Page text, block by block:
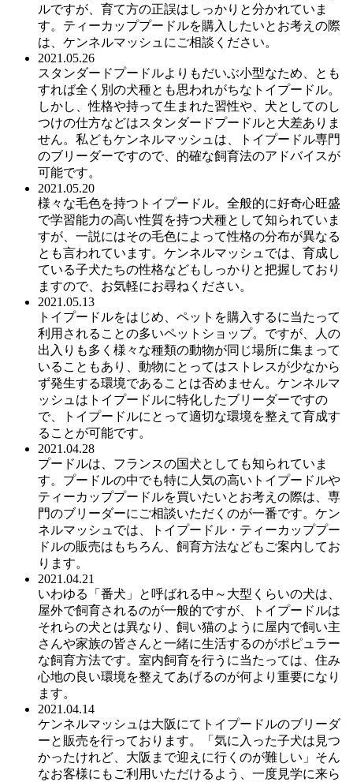
ルですが、育て方の正誤はしっかりと分かれていま
す。ティーカッププードルを購入したいとお考えの際
は、ケンネルマッシュにご相談ください。
2021.05.26
スタンダードプードルよりもだいぶ小型なため、とも
すれば全く別の犬種とも思われがちなトイプードル。
しかし、性格や持って生まれた習性や、犬としてのし
つけの仕方などはスタンダードプードルと大差ありま
せん。私どもケンネルマッシュは、トイプードル専門
のブリーダーですので、的確な飼育法のアドバイスが
可能です。
2021.05.20
様々な毛色を持つトイプードル。全般的に好奇心旺盛
で学習能力の高い性質を持つ犬種として知られていま
すが、一説にはその毛色によって性格の分布が異なる
とも言われています。ケンネルマッシュでは、育成し
ている子犬たちの性格などもしっかりと把握しており
ますので、お気軽にお尋ねください。
2021.05.13
トイプードルをはじめ、ペットを購入するに当たって
利用されることの多いペットショップ。ですが、人の
出入りも多く様々な種類の動物が同じ場所に集まって
いることもあり、動物にとってはストレスが少なから
ず発生する環境であることは否めません。ケンネルマ
ッシュはトイプードルに特化したブリーダーですの
で、トイプードルにとって適切な環境を整えて育成す
ることが可能です。
2021.04.28
プードルは、フランスの国犬としても知られていま
す。プードルの中でも特に人気の高いトイプードルや
ティーカッププードルを買いたいとお考えの際は、専
門のブリーダーにご相談いただくのが一番です。ケン
ネルマッシュでは、トイプードル・ティーカッププー
ドルの販売はもちろん、飼育方法などもご案内してお
ります。
2021.04.21
いわゆる「番犬」と呼ばれる中～大型くらいの犬は、
屋外で飼育されるのが一般的ですが、トイプードルは
それらの犬とは異なり、飼い猫のように屋内で飼い主
さんや家族の皆さんと一緒に生活するのがポピュラー
な飼育方法です。室内飼育を行うに当たっては、住み
心地の良い環境を整えてあげるのが何より重要になり
ます。
2021.04.14
ケンネルマッシュは大阪にてトイプードルのブリーダ
ーと販売を行っております。「気に入った子犬は見つ
かったけれど、大阪まで迎えに行くのが難しい」そん
なお客様にもご利用いただけるよう、一度見学に来ら